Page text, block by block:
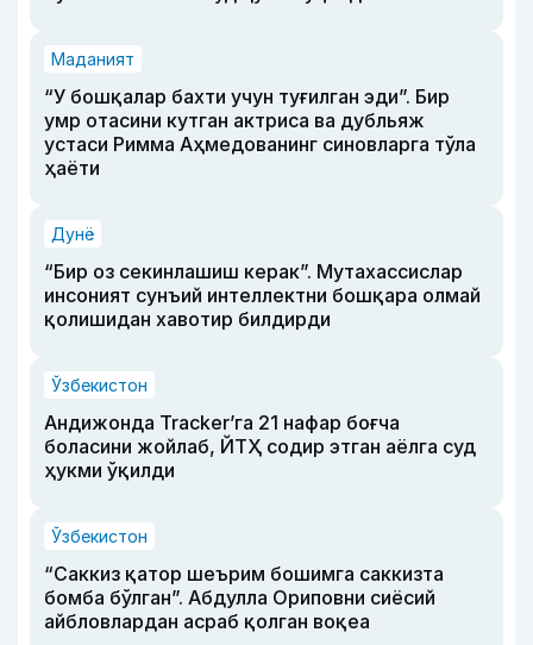
Маданият
“У бошқалар бахти учун туғилган эди”. Бир
умр отасини кутган актриса ва дубльяж
устаси Римма Аҳмедованинг синовларга тўла
ҳаёти
Дунё
“Бир оз секинлашиш керак”. Мутахассислар
инсоният сунъий интеллектни бошқара олмай
қолишидан хавотир билдирди
Ўзбекистон
Андижонда Tracker’га 21 нафар боғча
боласини жойлаб, ЙТҲ содир этган аёлга суд
ҳукми ўқилди
Ўзбекистон
“Саккиз қатор шеърим бошимга саккизта
бомба бўлган”. Абдулла Ориповни сиёсий
айбловлардан асраб қолган воқеа